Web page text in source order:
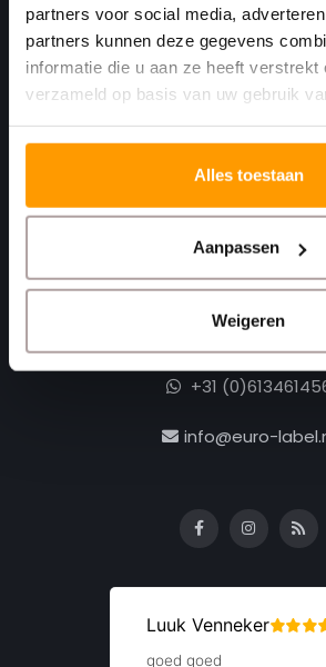
partners voor social media,
partners kunnen deze gegevens
informatie die u aan ze heeft verstrekt
verzameld op basis van uw gebruik
Alles toestaan
Aanpassen
Weigeren
Print. Plak. Klaar. Met een
meedenkt.
Havenkant 6
4781 AA
Moerdijk Nederland
+31 (0)168 416 513
+31
info@euro-